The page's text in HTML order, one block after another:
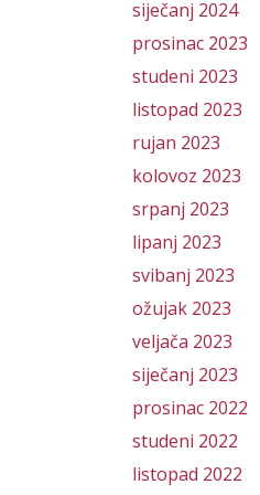
siječanj 2024
prosinac 2023
studeni 2023
listopad 2023
rujan 2023
kolovoz 2023
srpanj 2023
lipanj 2023
svibanj 2023
ožujak 2023
veljača 2023
siječanj 2023
prosinac 2022
studeni 2022
listopad 2022